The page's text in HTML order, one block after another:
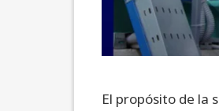
El propósito de la